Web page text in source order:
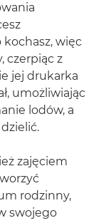
kochasz, więc
czerpiąc z
jej drukarka
umożliwiając
lodów, a
zajęciem
rodzinny,
swojego